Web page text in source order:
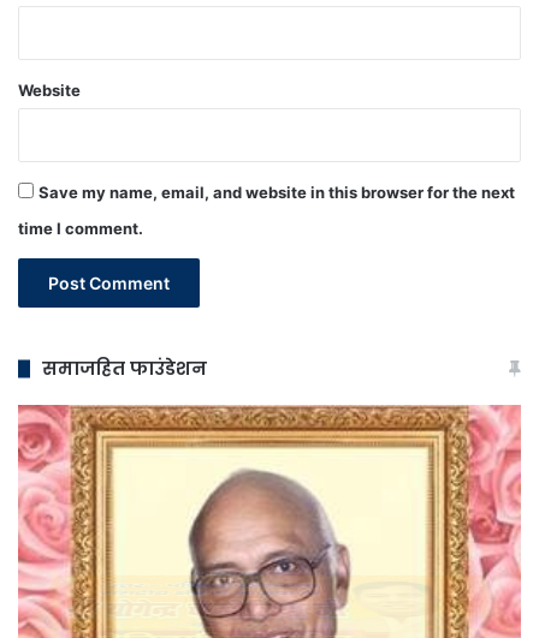
Website
Save my name, email, and website in this browser for the next
time I comment.
समाजहित फाउंडेशन